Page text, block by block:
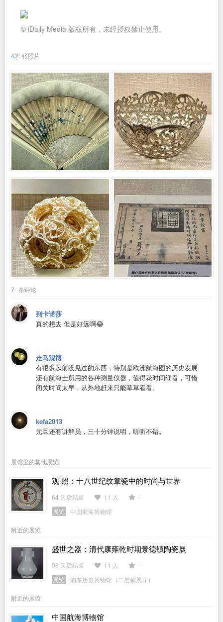
© iDaily Media 版权所有，未经授权禁止使用。
43 张照片
7 条评论
到卡诺莎
真的想去 但是好远啊😂
走马观博
有很多以前没见过的东西，特别是欧洲航海图的历史发展
还有航海士所用的各种测量仪器，值得花时间细看，可惜
闭关时间太早，从外地赶来只能草草看看。
kefa2013
元旦还有讲解员，三十分钟说明，听听不错。
展馆里的其他展览
观·照：十八世纪纹章瓷中的时尚与世界
64 天后结束 11 人
-
展览
中国航海博物馆
附近的展览
盛世之器：清代康雍乾时期景德镇陶瓷展
98 天后结束 11 人
-
展览
浦东历史博物馆（二层临展厅）
附近的展馆
中国航海博物馆